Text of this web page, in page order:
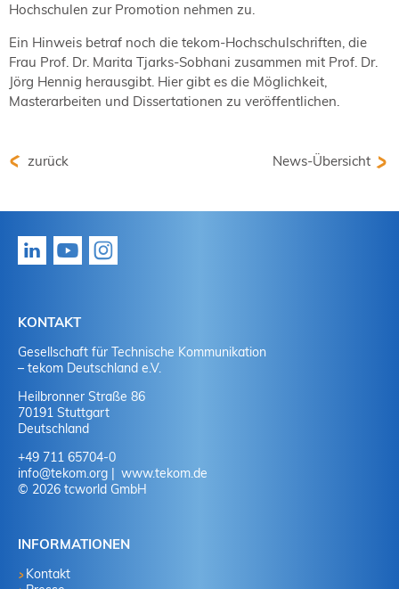
Hochschulen zur Promotion nehmen zu.
Ein Hinweis betraf noch die tekom-Hochschulschriften, die
Frau Prof. Dr. Marita Tjarks-Sobhani zusammen mit Prof. Dr.
Jörg Hennig herausgibt. Hier gibt es die Möglichkeit,
Masterarbeiten und Dissertationen zu veröffentlichen.
zurück News-Übersicht
KONTAKT
Gesellschaft für Technische Kommunikation
– tekom Deutschland e.V.
Heilbronner Straße 86
70191 Stuttgart
Deutschland
+49 711 65704-0
info@tekom.org
www.tekom.de
© 2026 tcworld GmbH
INFORMATIONEN
Kontakt